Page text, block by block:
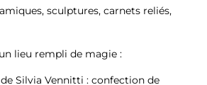
sculptures, carnets reliés,
lieu rempli de magie :
de Silvia Vennitti : confection de